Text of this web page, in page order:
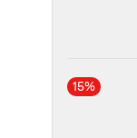
15%